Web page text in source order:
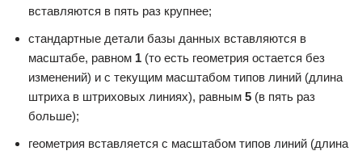
вставляются в пять раз крупнее;
стандартные детали базы данных вставляются в
масштабе, равном 1 (то есть геометрия остается без
изменений) и с текущим масштабом типов линий (длина
штриха в штриховых линиях), равным 5 (в пять раз
больше);
геометрия вставляется с масштабом типов линий (длина